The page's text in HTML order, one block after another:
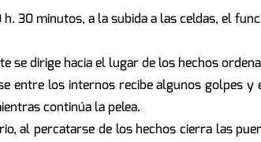
h. 30 minutos, a la subida a las celdas, el
se dirige hacia el lugar de los hechos
entre los internos recibe algunos golpes y
continúa la pelea.
al percatarse de los hechos cierra las